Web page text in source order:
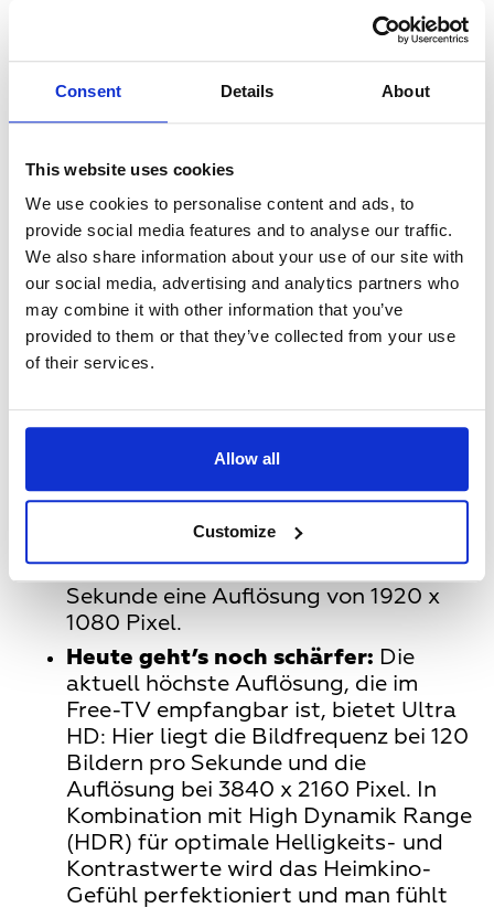
Consent Details About
This website uses cookies
We use cookies to personalise content and ads, to
provide social media features and to analyse our traffic.
We also share information about your use of our site with
our social media, advertising and analytics partners who
may combine it with other information that you’ve
provided to them or that they’ve collected from your use
of their services.
Allow all
Customize
die Olympischen Spiele 1964 live.
1967: Farbfernsehen mit
Missgeschick
– In der BRD begann
Sekunden zu früh, als Techniker
freischalteten, bevor Willi Brandt den
dafür vorgesehenen roten Knopf
Brandt auf der Internationalen
Funkausstellung in Berlin drücken
2012: Bye-bye Analog-TV
seither wird nur noch digital mit einer
576 Pixeln ausgestrahlt. Dieser
Standard ist dabei, von HD abgelöst
Definition“ und bietet bei einer
Bildfrequenz von 50 Bildern pro
Sekunde eine Auflösung von 1920 x
1080 Pixel.
Heute geht’s noch schärfer: Die
aktuell höchste Auflösung, die im
Free-TV empfangbar ist, bietet Ultra
HD: Hier liegt die Bildfrequenz bei 120
Bildern pro Sekunde und die
Auflösung bei 3840 x 2160 Pixel. In
Kombination mit High Dynamik Range
(HDR) für optimale Helligkeits- und
Kontrastwerte wird das Heimkino-
Gefühl perfektioniert und man fühlt